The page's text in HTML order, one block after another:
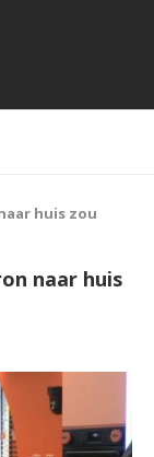
huis zou
naar huis